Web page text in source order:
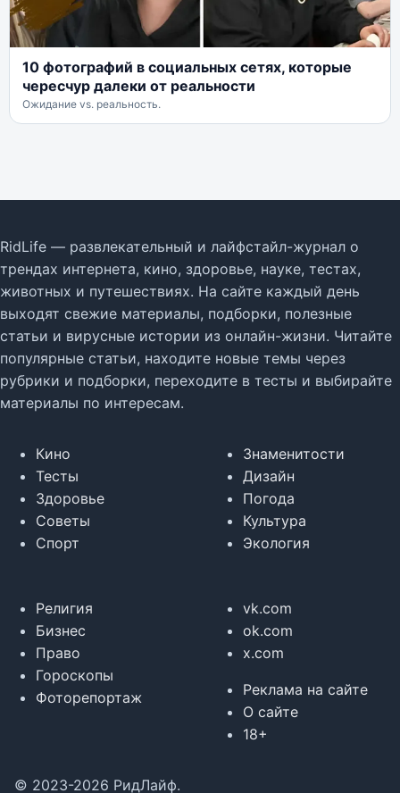
10 фотографий в социальных сетях, которые
чересчур далеки от реальности
Ожидание vs. реальность.
RidLife — развлекательный и лайфстайл-журнал о
трендах интернета, кино, здоровье, науке, тестах,
животных и путешествиях. На сайте каждый день
выходят свежие материалы, подборки, полезные
статьи и вирусные истории из онлайн-жизни. Читайте
популярные статьи, находите новые темы через
рубрики и подборки, переходите в тесты и выбирайте
материалы по интересам.
Кино
Тесты
Здоровье
Советы
Спорт
Знаменитости
Дизайн
Погода
Культура
Экология
Религия
Бизнес
Право
Гороскопы
Фоторепортаж
vk.com
ok.com
x.com
Реклама на сайте
О сайте
18+
© 2023-2026 РидЛайф.